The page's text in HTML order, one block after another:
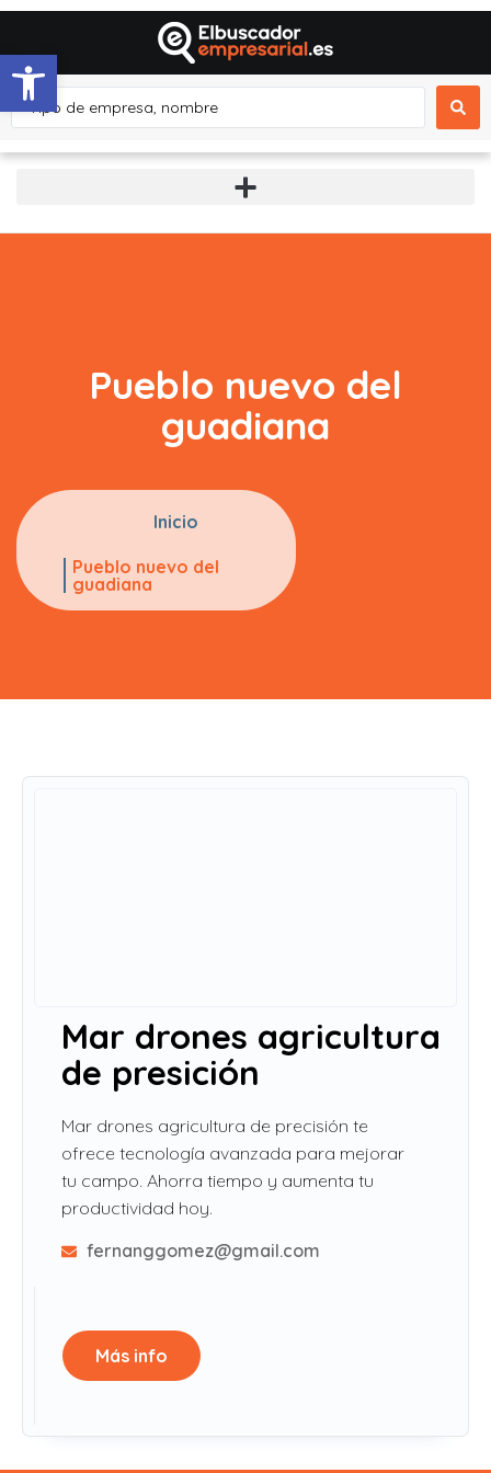
Abrir barra de herramientas
Pueblo nuevo del
guadiana
Inicio
Pueblo nuevo del
guadiana
Mar drones agricultura
de presición
Mar drones agricultura de precisión te
ofrece tecnología avanzada para mejorar
tu campo. Ahorra tiempo y aumenta tu
productividad hoy.
fernanggomez@gmail.com
Más info